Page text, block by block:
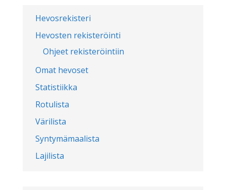
Hevosrekisteri
Hevosten rekisteröinti
Ohjeet rekisteröintiin
Omat hevoset
Statistiikka
Rotulista
Värilista
Syntymämaalista
Lajilista